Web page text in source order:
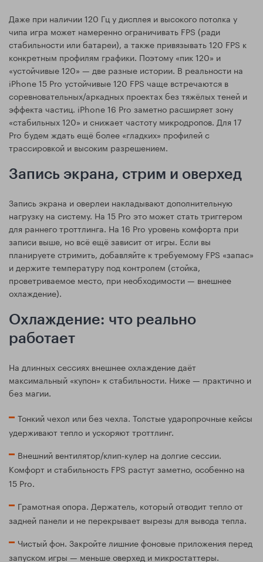
Даже при наличии 120 Гц у дисплея и высокого потолка у
чипа игра может намеренно ограничивать FPS (ради
стабильности или батареи), а также привязывать 120 FPS к
конкретным профилям графики. Поэтому «пик 120» и
«устойчивые 120» — две разные истории. В реальности на
iPhone 15 Pro устойчивые 120 FPS чаще встречаются в
соревновательных/аркадных проектах без тяжёлых теней и
эффекта частиц. iPhone 16 Pro заметно расширяет зону
«стабильных 120» и снижает частоту микродропов. Для 17
Pro будем ждать ещё более «гладких» профилей с
трассировкой и высоким разрешением.
Запись экрана, стрим и оверхед
Запись экрана и оверлеи накладывают дополнительную
нагрузку на систему. На 15 Pro это может стать триггером
для раннего троттлинга. На 16 Pro уровень комфорта при
записи выше, но всё ещё зависит от игры. Если вы
планируете стримить, добавляйте к требуемому FPS «запас»
и держите температуру под контролем (стойка,
проветриваемое место, при необходимости — внешнее
охлаждение).
Охлаждение: что реально
работает
На длинных сессиях внешнее охлаждение даёт
максимальный «купон» к стабильности. Ниже — практично и
без магии.
Тонкий чехол или без чехла. Толстые ударопрочные кейсы
удерживают тепло и ускоряют троттлинг.
Внешний вентилятор/клип‑кулер на долгие сессии.
Комфорт и стабильность FPS растут заметно, особенно на
15 Pro.
Грамотная опора. Держатель, который отводит тепло от
задней панели и не перекрывает вырезы для вывода тепла.
Чистый фон. Закройте лишние фоновые приложения перед
запуском игры — меньше оверхед и микростаттеры.